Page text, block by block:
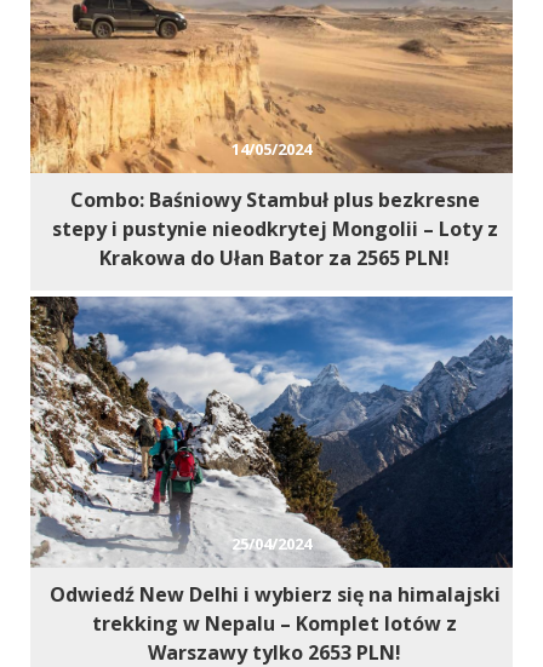
14/05/2024
Combo: Baśniowy Stambuł plus bezkresne
stepy i pustynie nieodkrytej Mongolii – Loty z
Krakowa do Ułan Bator za 2565 PLN!
25/04/2024
Odwiedź New Delhi i wybierz się na himalajski
trekking w Nepalu – Komplet lotów z
Warszawy tylko 2653 PLN!